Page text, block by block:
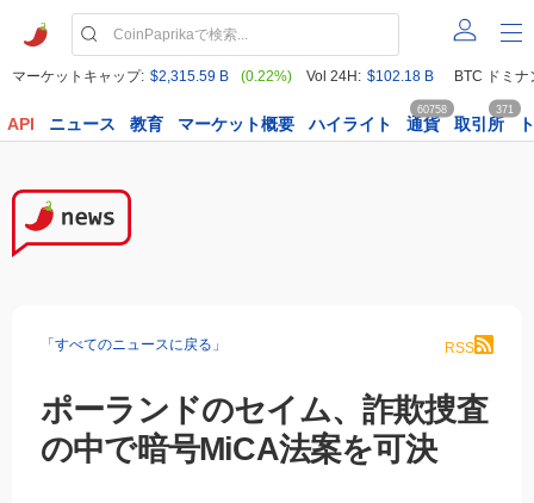
マーケットキャップ: $2,315.59 B (0.22%) Vol 24H: $102.18 B BTC ドミナ
API ニュース 教育 マーケット概要 ハイライト 通貨
60758
取引所
371
「すべてのニュースに戻る」 RSS
ポーランドのセイム、詐欺捜査
の中で暗号MiCA法案を可決